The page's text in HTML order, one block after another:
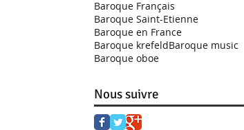
Baroque Français
Baroque Saint-Etienne
Baroque en France
Baroque krefeldBaroque music
Baroque oboe
Nous suivre